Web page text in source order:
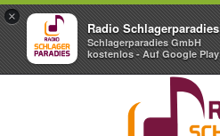
×
Radio Schlagerparadies
Schlagerparadies GmbH
kostenlos - Auf Google Play